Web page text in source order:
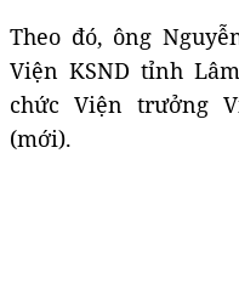
Theo đó, ông
Viện KSND tỉnh
chức Viện trưởng
(mới).